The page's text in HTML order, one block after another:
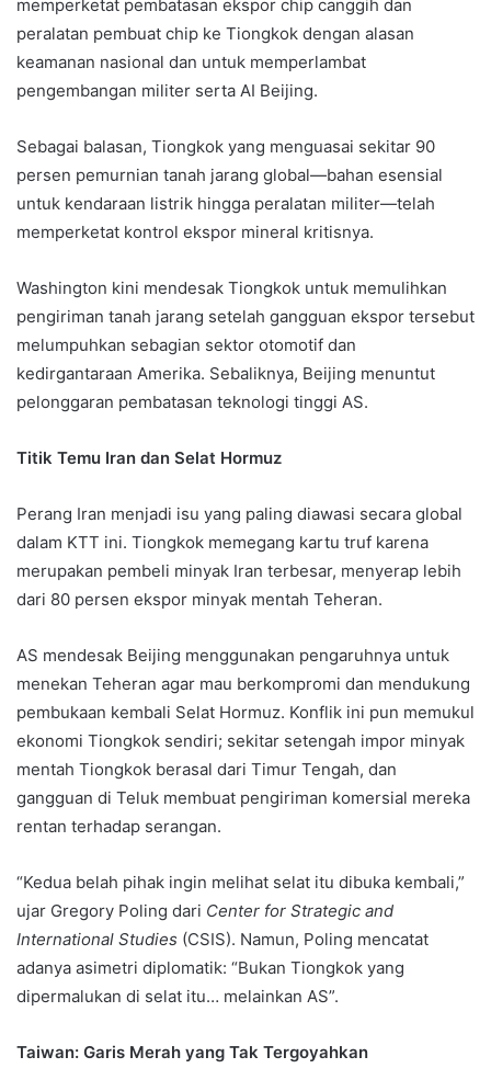
memperketat pembatasan ekspor chip canggih dan
peralatan pembuat chip ke Tiongkok dengan alasan
keamanan nasional dan untuk memperlambat
pengembangan militer serta AI Beijing.
Sebagai balasan, Tiongkok yang menguasai sekitar 90
persen pemurnian tanah jarang global—bahan esensial
untuk kendaraan listrik hingga peralatan militer—telah
memperketat kontrol ekspor mineral kritisnya.
Washington kini mendesak Tiongkok untuk memulihkan
pengiriman tanah jarang setelah gangguan ekspor tersebut
melumpuhkan sebagian sektor otomotif dan
kedirgantaraan Amerika. Sebaliknya, Beijing menuntut
pelonggaran pembatasan teknologi tinggi AS.
Titik Temu Iran dan Selat Hormuz
Perang Iran menjadi isu yang paling diawasi secara global
dalam KTT ini. Tiongkok memegang kartu truf karena
merupakan pembeli minyak Iran terbesar, menyerap lebih
dari 80 persen ekspor minyak mentah Teheran.
AS mendesak Beijing menggunakan pengaruhnya untuk
menekan Teheran agar mau berkompromi dan mendukung
pembukaan kembali Selat Hormuz. Konflik ini pun memukul
ekonomi Tiongkok sendiri; sekitar setengah impor minyak
mentah Tiongkok berasal dari Timur Tengah, dan
gangguan di Teluk membuat pengiriman komersial mereka
rentan terhadap serangan.
“Kedua belah pihak ingin melihat selat itu dibuka kembali,”
ujar Gregory Poling dari Center for Strategic and
International Studies (CSIS). Namun, Poling mencatat
adanya asimetri diplomatik: “Bukan Tiongkok yang
dipermalukan di selat itu… melainkan AS”.
Taiwan: Garis Merah yang Tak Tergoyahkan